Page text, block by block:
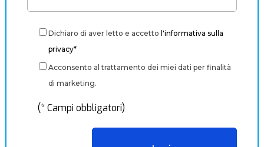
Dichiaro di aver letto e accetto l'informativa sulla
privacy*
Acconsento al trattamento dei miei dati per finalità
di marketing.
(* Campi obbligatori)